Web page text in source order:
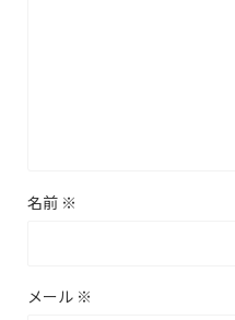
名前 ※
メール ※